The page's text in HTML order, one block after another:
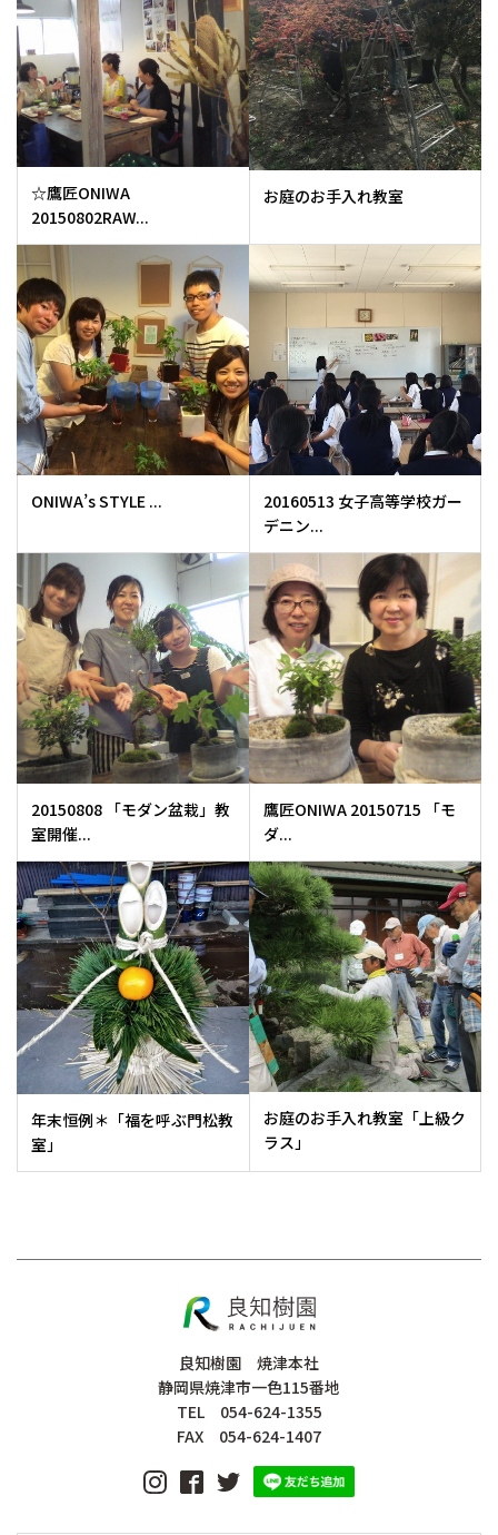
☆鷹匠ONIWA
20150802RAW...
お庭のお手入れ教室
ONIWA’s STYLE ...
20160513 女子高等学校ガー
デニン...
20150808 「モダン盆栽」教
室開催...
鷹匠ONIWA 20150715 「モ
ダ...
年末恒例＊「福を呼ぶ門松教
室」
お庭のお手入れ教室「上級ク
ラス」
良知樹園 焼津本社
静岡県焼津市一色115番地
TEL 054-624-1355
FAX 054-624-1407